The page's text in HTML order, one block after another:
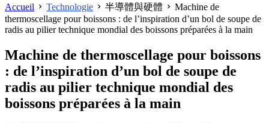
Accueil Technologie 半導體與硬體
Machine de
thermoscellage pour boissons : de l’inspiration d’un bol de soupe de
radis au pilier technique mondial des boissons préparées à la main
Machine de thermoscellage pour boissons
: de l’inspiration d’un bol de soupe de
radis au pilier technique mondial des
boissons préparées à la main